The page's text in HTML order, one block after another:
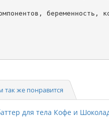
беременность,
так же понравится